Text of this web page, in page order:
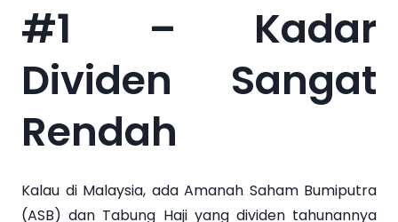
#1 – Kadar
Dividen Sangat
Rendah
Kalau di Malaysia, ada Amanah Saham Bumiputra
(ASB) dan Tabung Haji yang dividen tahunannya